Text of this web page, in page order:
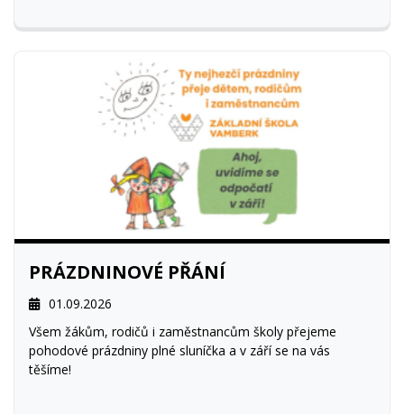
PRÁZDNINOVÉ PŘÁNÍ
01.09.2026
Všem žákům, rodičů i zaměstnancům školy přejeme
pohodové prázdniny plné sluníčka a v září se na vás
těšíme!